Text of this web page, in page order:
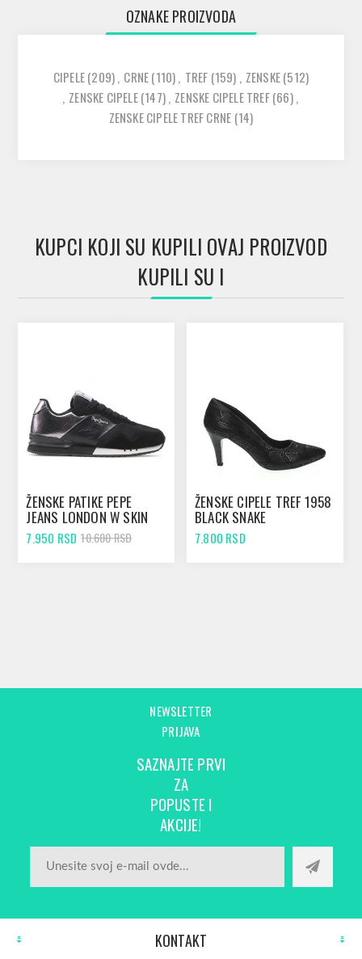
OZNAKE PROIZVODA
CIPELE(209), CRNE(110), TREF (159) , ZENSKE(512)
, ZENSKE CIPELE(147), ZENSKE CIPELE TREF(66),
ZENSKE CIPELE TREF CRNE (14)
KUPCI KOJI SU KUPILI OVAJ PROIZVOD
KUPILI SU I
ŽENSKE PATIKE PEPE
JEANS LONDON W SKIN
CHROME
7.950 RSD 10.600 RSD
ŽENSKE CIPELE TREF 1958
BLACK SNAKE
7.800 RSD
NEWSLETTER
PRIJAVA
SAZNAJTE PRVI
ZA
POPUSTE I
AKCIJE!
KONTAKT